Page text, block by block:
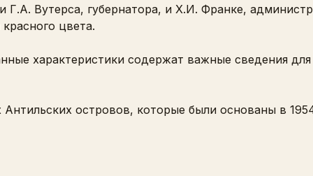
Вутерса, губернатора, и Х.И. Франке,
цвета.
характеристики содержат важные сведения для
островов, которые были основаны в